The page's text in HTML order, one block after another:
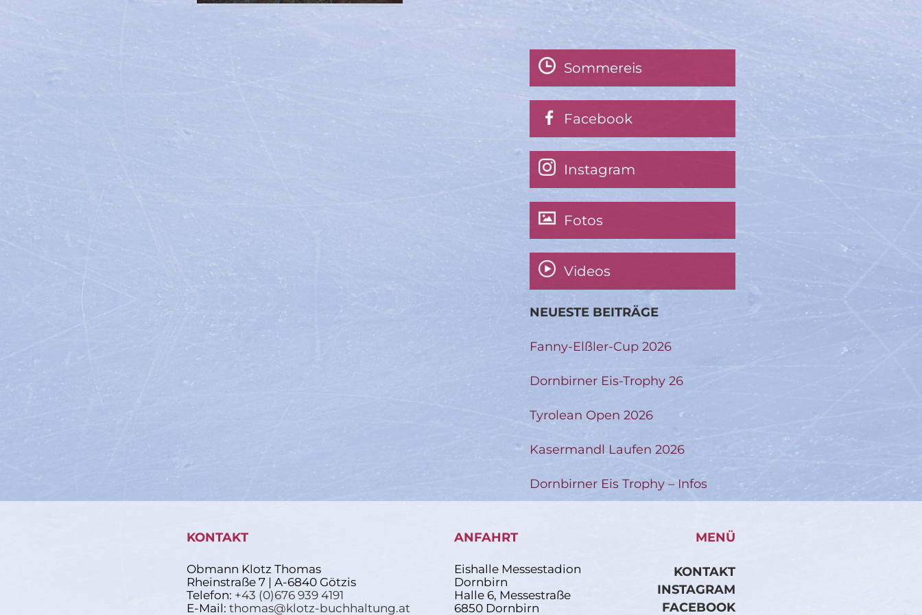
Sommereis
Facebook
Instagram
Fotos
Videos
NEUESTE BEITRÄGE
Fanny-Elßler-Cup 2026
Dornbirner Eis-Trophy 26
Tyrolean Open 2026
Kasermandl Laufen 2026
Dornbirner Eis Trophy – Infos
KONTAKT
Obmann Klotz Thomas
Rheinstraße 7 | A-6840 Götzis
Telefon: +43 (0)676 939 4191
E-Mail: thomas@klotz-buchhaltung.at
ANFAHRT
Eishalle Messestadion
Dornbirn
Halle 6, Messestraße
6850 Dornbirn
MENÜ
KONTAKT
INSTAGRAM
FACEBOOK